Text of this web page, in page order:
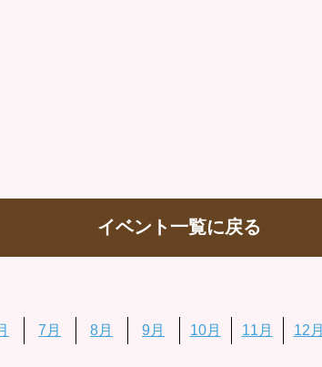
イベント一覧に戻る
7月 8月 9月 10月 11月 12月